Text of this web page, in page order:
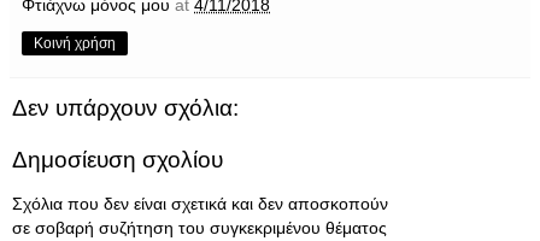
Φτιάχνω μόνος μου at 4/11/2018
Κοινή χρήση
Δεν υπάρχουν σχόλια:
Δημοσίευση σχολίου
Σχόλια που δεν είναι σχετικά και δεν αποσκοπούν
σε σοβαρή συζήτηση του συγκεκριμένου θέματος